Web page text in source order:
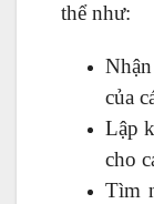
thể như:
của
Lập
cho
Tìm